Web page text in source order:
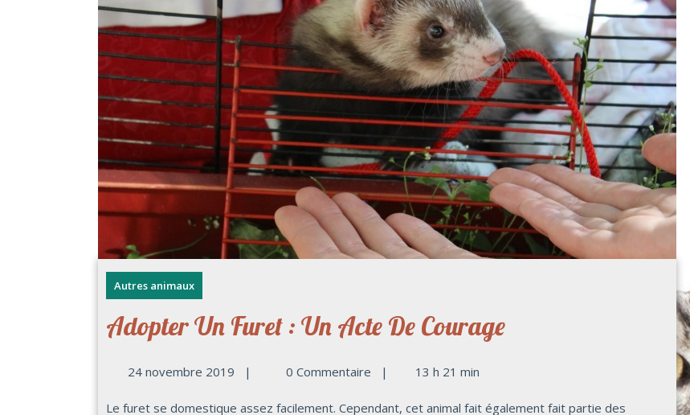
Autres animaux
Adopter Un Furet : Un Acte De Courage
24 novembre 2019 | 0 Commentaire | 13 h 21 min
Le furet se domestique assez facilement. Cependant, cet animal fait également fait partie des